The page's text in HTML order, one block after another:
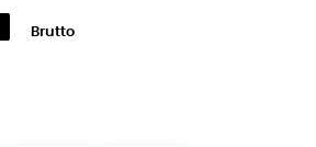
Brutto